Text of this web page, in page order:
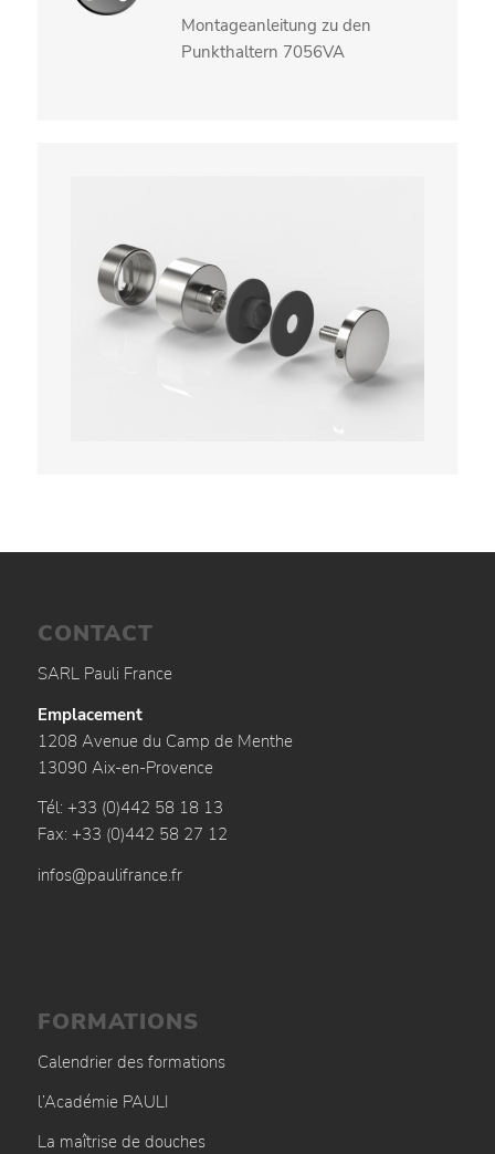
Montageanleitung zu den
Punkthaltern 7056VA
CONTACT
SARL Pauli France
Emplacement
1208 Avenue du Camp de Menthe
13090 Aix-en-Provence
Tél: +33 (0)442 58 18 13
Fax: +33 (0)442 58 27 12
infos@paulifrance.fr
FORMATIONS
Calendrier des formations
l’Académie PAULI
La maîtrise de douches